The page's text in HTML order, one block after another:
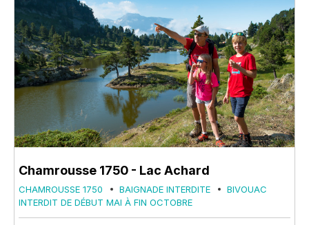
Chamrousse 1750 - Lac Achard
CHAMROUSSE 1750 BAIGNADE INTERDITE
BIVOUAC
INTERDIT DE DÉBUT MAI À FIN OCTOBRE